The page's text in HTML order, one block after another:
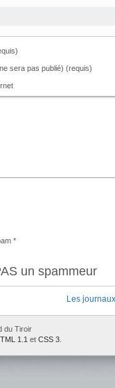
sera pas publié) (requis)
*
un spammeur
Les
du Tiroir
1.1 et CSS 3